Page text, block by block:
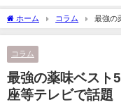
ホーム コラム
最強の
で話題
コラム
最強の薬味ベスト
座等テレビで話題